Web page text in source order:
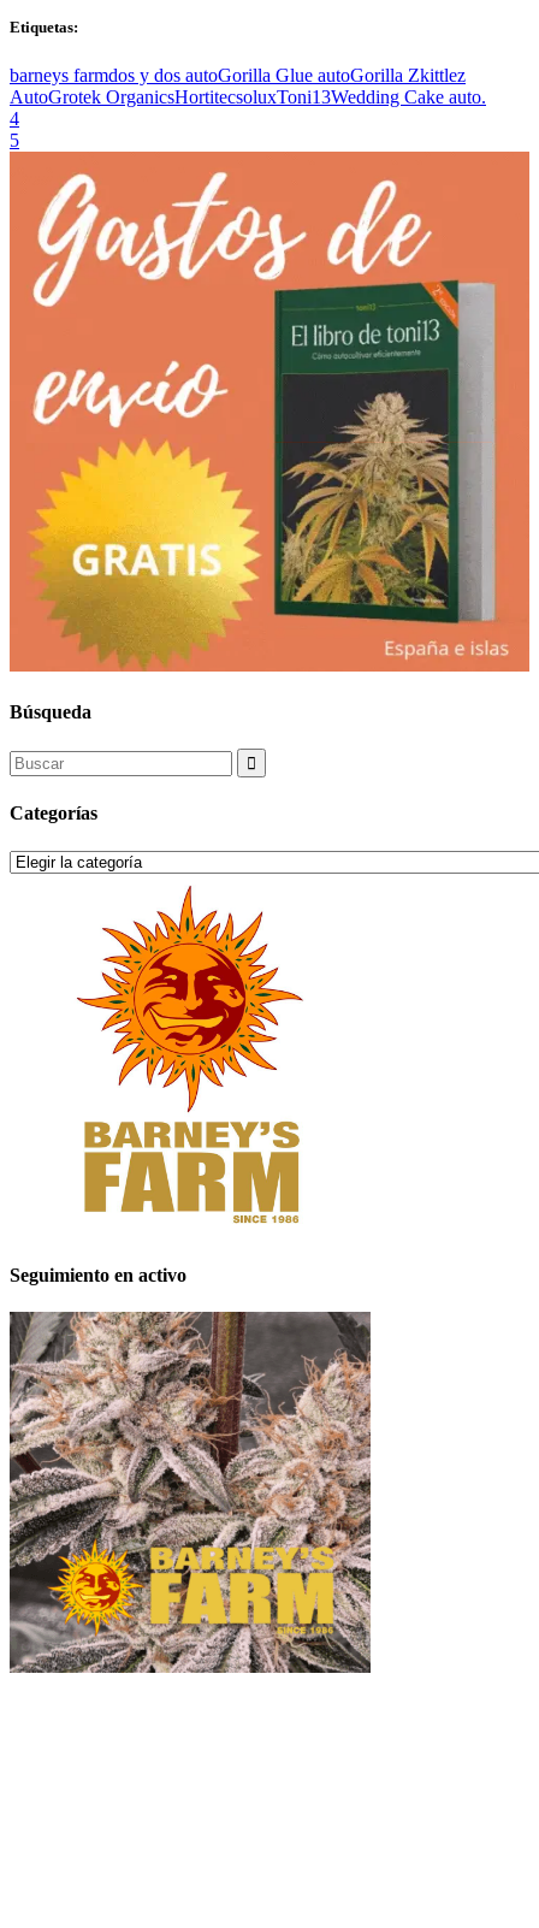
Etiquetas:
barneys farmdos y dos autoGorilla Glue autoGorilla Zkittlez
AutoGrotek OrganicsHortitecsoluxToni13Wedding Cake auto.
Búsqueda
Search
for:
Categorías
Categorías
Seguimiento en activo